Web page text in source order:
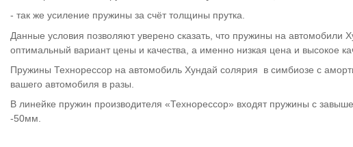
- так же усиление пружины за счёт толщины прутка.
Данные условия позволяют уверено сказать, что пружины на
оптимальный вариант цены и качества, а именно низкая цена и высокое
Пружины Технорессор на автомобиль Хундай солярия в симбиозе с
вашего автомобиля в разы.
В линейке пружин производителя «Технорессор» входят пружины с
-50мм.